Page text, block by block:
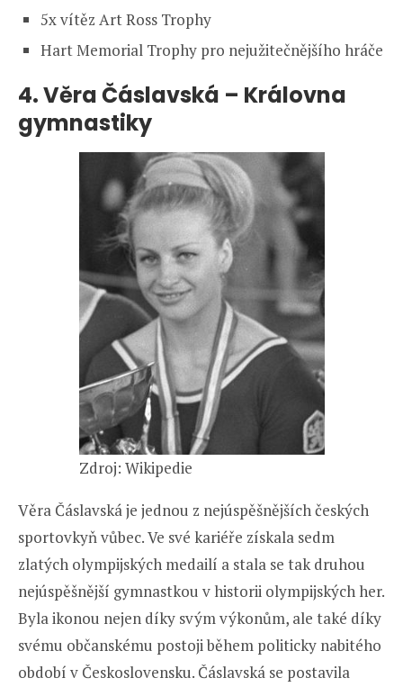
5x vítěz Art Ross Trophy
Hart Memorial Trophy pro nejužitečnějšího hráče
4.Věra Čáslavská – Královna
gymnastiky
Zdroj: Wikipedie
Věra Čáslavská je jednou z nejúspěšnějších českých
sportovkyň vůbec. Ve své kariéře získala sedm
zlatých olympijských medailí a stala se tak druhou
nejúspěšnější gymnastkou v historii olympijských her.
Byla ikonou nejen díky svým výkonům, ale také díky
svému občanskému postoji během politicky nabitého
období v Československu. Čáslavská se postavila